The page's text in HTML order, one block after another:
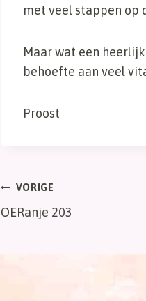
met veel stappen op
Maar wat een
behoefte aan veel
Proost
Bericht
VORIGE
OERanje 203